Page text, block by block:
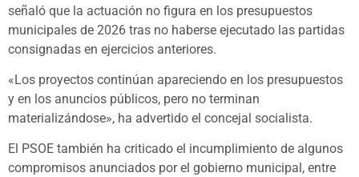
señaló que la actuación no figura en los presupuestos
municipales de 2026 tras no haberse ejecutado las partidas
consignadas en ejercicios anteriores.
«Los proyectos continúan apareciendo en los presupuestos
y en los anuncios públicos, pero no terminan
materializándose», ha advertido el concejal socialista.
El PSOE también ha criticado el incumplimiento de algunos
compromisos anunciados por el gobierno municipal, entre